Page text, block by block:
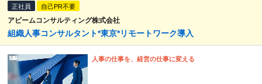
正社員 自己PR不要
アビームコンサルティング株式会社
組織人事コンサルタント*東京*リモートワーク導入
人事の仕事を、経営の仕事に変える